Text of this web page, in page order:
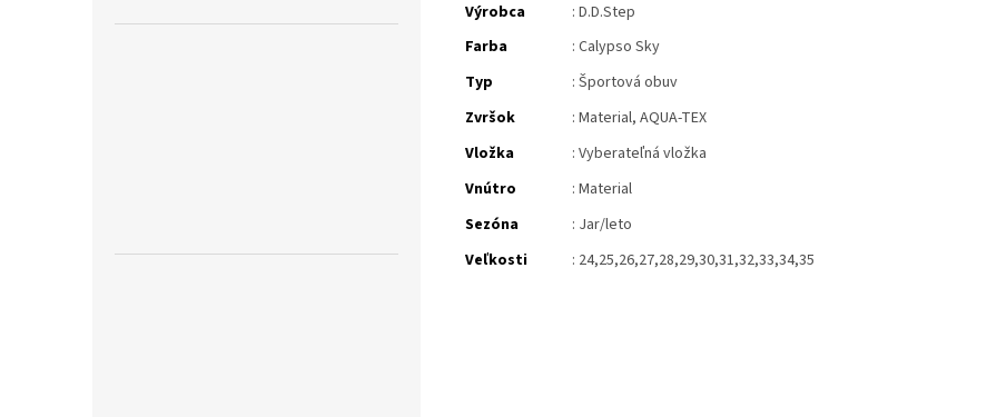
Výrobca
: D.D.Step
Farba
: Calypso Sky
Typ
: Športová obuv
Zvršok
: Material, AQUA-TEX
Vložka
: Vyberateľná vložka
Vnútro
: Material
Sezóna
: Jar/leto
Veľkosti
: 24,25,26,27,28,29,30,31,32,33,34,35